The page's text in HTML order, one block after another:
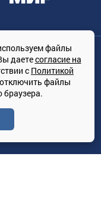
«ТРЕЙДКОН», ОГРН:
проспект Медиков, 7
кондиционеров и
РФ
файлы
даетесогласие на
с Политикой
файлы
браузера.